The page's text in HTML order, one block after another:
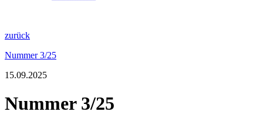
zurück
Nummer 3/25
15.09.2025
Nummer 3/25